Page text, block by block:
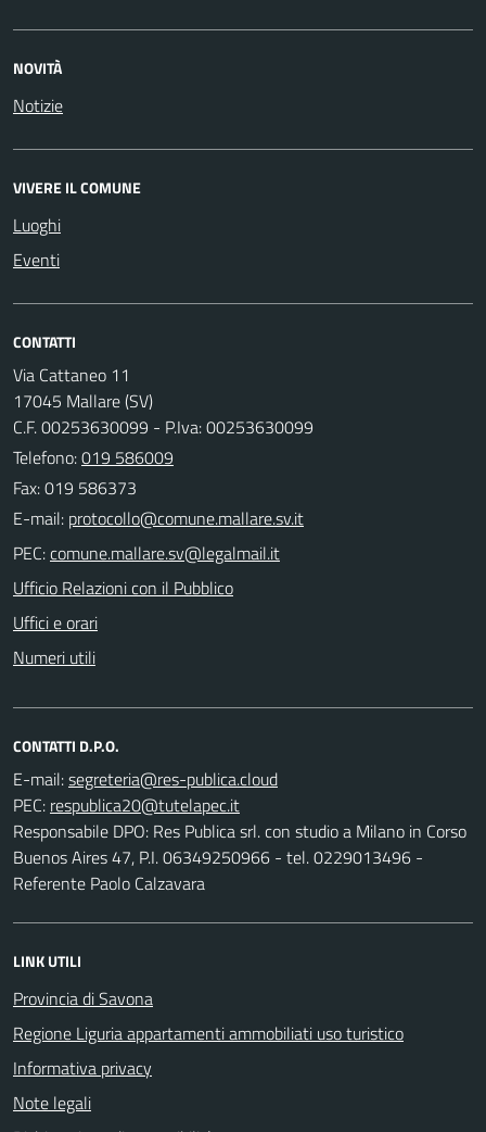
NOVITÀ
Notizie
VIVERE IL COMUNE
Luoghi
Eventi
CONTATTI
Via Cattaneo 11
17045 Mallare (SV)
C.F. 00253630099 - P.Iva: 00253630099
Telefono:019 586009
Fax: 019 586373
E-mail:
PEC:
Ufficio Relazioni con il Pubblico
Uffici e orari
Numeri utili
CONTATTI D.P.O.
E-mail:
PEC:
Responsabile DPO: Res Publica srl. con studio a Milano in Corso
Buenos Aires 47, P.I. 06349250966 - tel. 0229013496 -
Referente Paolo Calzavara
LINK UTILI
Provincia di Savona
Regione Liguria appartamenti ammobiliati uso turistico
Informativa privacy
Note legali